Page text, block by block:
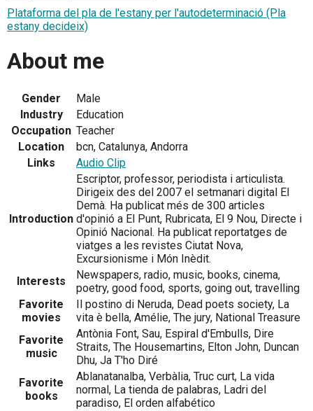
Plataforma del pla de l'estany per l'autodeterminació (Pla
estany decideix)
About me
Gender
Male
Industry
Education
Occupation Teacher
Location
bcn, Catalunya, Andorra
Links
Audio Clip
Introduction
Escriptor, professor, periodista i articulista.
Dirigeix des del 2007 el setmanari digital El
Demà. Ha publicat més de 300 articles
d'opinió a El Punt, Rubricata, El 9 Nou, Directe i
Opinió Nacional. Ha publicat reportatges de
viatges a les revistes Ciutat Nova,
Excursionisme i Món Inèdit.
Interests
Newspapers, radio, music, books, cinema,
poetry, good food, sports, going out, travelling
Favorite
movies
Il postino di Neruda, Dead poets society, La
vita è bella, Amélie, The jury, National Treasure
Favorite
music
Antònia Font, Sau, Espiral d'Embulls, Dire
Straits, The Housemartins, Elton John, Duncan
Dhu, Ja T'ho Diré
Favorite
books
Ablanatanalba, Verbàlia, Truc curt, La vida
normal, La tienda de palabras, Ladri del
paradiso, El orden alfabético